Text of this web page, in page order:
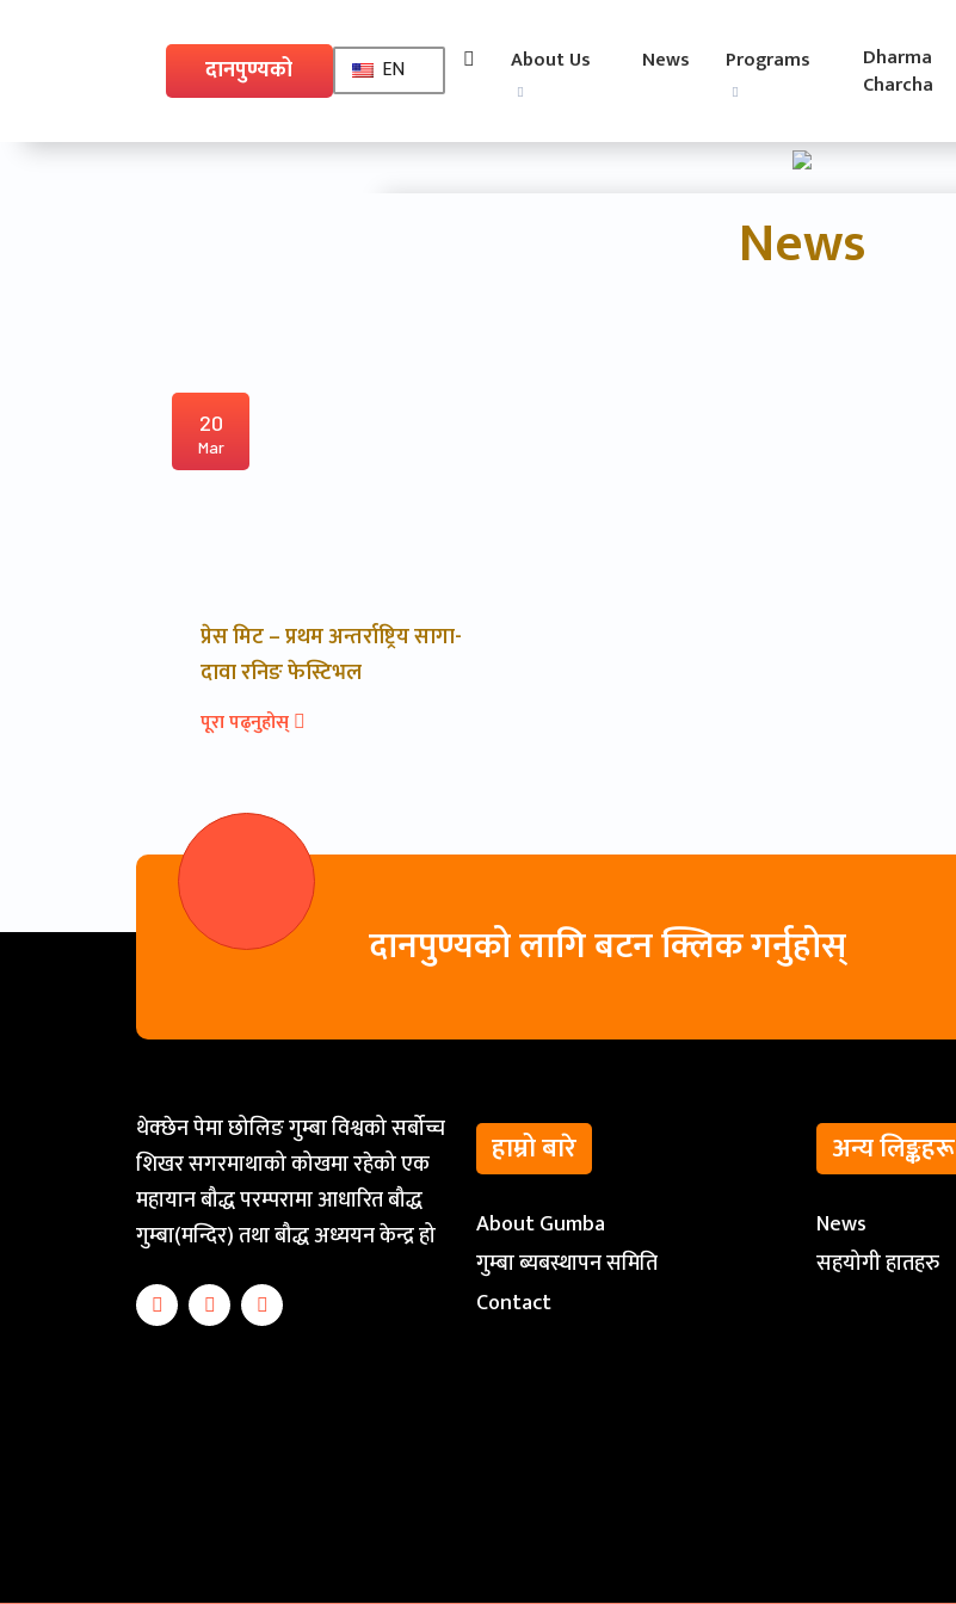
दानपुण्यको
EN About Us News Programs
Dharma
Charcha
News
20
Mar
प्रेस मिट – प्रथम अन्तर्राष्ट्रिय सागा-
दावा रनिङ फेस्टिभल
पूरा पढ्नुहोस्
दानपुण्यको लागि बटन क्लिक गर्नुहोस्
थेक्छेन पेमा छोलिङ गुम्बा विश्वको सर्बोच्च
शिखर सगरमाथाको कोखमा रहेको एक
महायान बौद्ध परम्परामा आधारित बौद्ध
गुम्बा(मन्दिर) तथा बौद्ध अध्ययन केन्द्र हो
हाम्रो बारे
About Gumba
गुम्बा ब्यबस्थापन समिति
Contact
अन्य लिङ्कहरू
News
सहयोगी हातहरु